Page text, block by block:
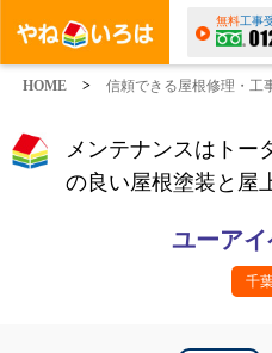
無料工事
HOME > 信頼できる屋根修理・工
メンテナンスはトー
の良い屋根塗装と屋
ユーアイ
千